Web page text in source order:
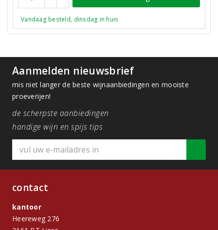
Vandaag besteld, dinsdag in huis
Aanmelden nieuwsbrief
mis niet langer de beste wijnaanbiedingen en mooiste
proeverijen!
de scherpste aanbiedingen
handige wijn en spijs tips
contact
kantoor
Heereweg 276